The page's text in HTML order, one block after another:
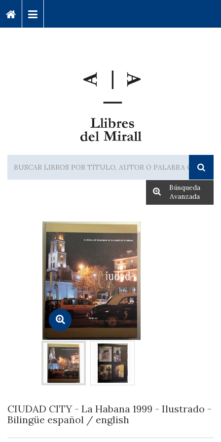
Búsqueda
Avanzada
CIUDAD CITY - La Habana 1999 - Ilustrado -
Bilingüe español / english